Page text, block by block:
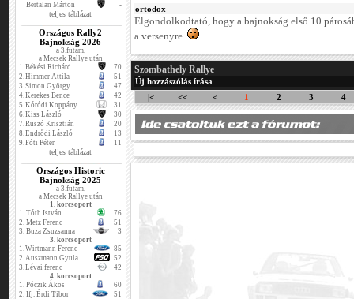
Bertalan Márton
-
teljes táblázat
Országos Rally2
Bajnokság 2026
a 3.futam,
a Mecsek Rallye után
1.Békési Richárd
70
2.Himmer Attila
51
3.Simon György
47
4.Kerekes Bence
42
5.Kóródi Koppány
31
6.Kiss László
30
7.Ruszó Krisztián
20
8.Endrődi László
13
9.Fóti Péter 11
teljes táblázat
Országos Historic
Bajnokság 2025
a 3.futam,
a Mecsek Rallye után
1. korcsoport
1. Tóth István
76
2. Metz Ferenc
51
3. Buza Zsuzsanna
3
3. korcsoport
1.Wirtmann Ferenc
85
2.Auszmann Gyula
52
3.Lévai ferenc
42
4. korcsoport
1. Póczik Ákos
60
2. Ifj. Érdi Tibor
51
ortodox
Elgondolkodtató, hogy a bajnokság első 10
a versenyre.
Szombathely Rallye
Új hozzászólás írása
|<
<< < 1 2 3 4